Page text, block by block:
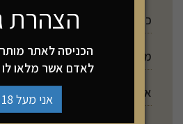
כשרות
מתיקות
אלכוהול
הצהרת
הכניסה לאתר
לאדם אשר מלאו לו 18 שנים
אני מעל 18